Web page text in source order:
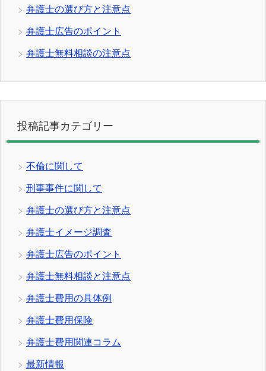
弁護士の選び方と注意点
弁護士広告のポイント
弁護士無料相談の注意点
投稿記事カテゴリー
不倫に関して
刑事事件に関して
弁護士の選び方と注意点
弁護士イメージ調査
弁護士広告のポイント
弁護士無料相談と注意点
弁護士費用の具体例
弁護士費用保険
弁護士費用関連コラム
最新情報